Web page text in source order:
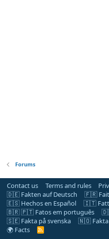
Forums
Contact us Terms and rules
🇩🇪 Fakten auf Deutsch
🇫🇷
🇪🇸 Hechos en Español
🇮🇹
🇧🇷 🇵🇹 Fatos em português
🇸🇪 Fakta på svenska
🇳🇴 Fakta
🌍 Facts
R